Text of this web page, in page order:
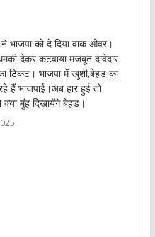
भाजपा को दे दिया वाक ओवर।
देकर कटवाया मजबूत दावेदार
टिकट। भाजपा में खुशी,बेहड का
हैं भाजपाई।अब हार हुई तो
क्या मुंह दिखायेंगे बेहड।